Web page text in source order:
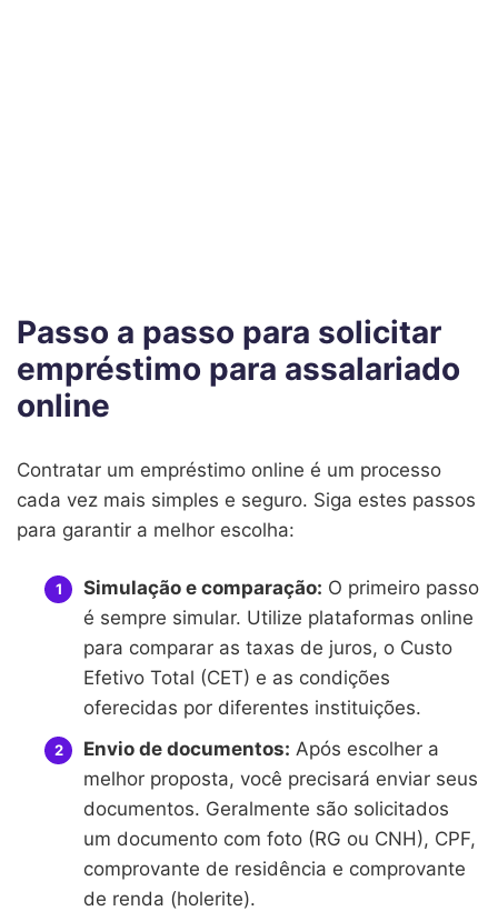
Passo a passo para solicitar
empréstimo para assalariado
online
Contratar um empréstimo online é um processo
cada vez mais simples e seguro. Siga estes passos
para garantir a melhor escolha:
Simulação e comparação: O primeiro passo
é sempre simular. Utilize plataformas online
para comparar as taxas de juros, o Custo
Efetivo Total (CET) e as condições
oferecidas por diferentes instituições.
Envio de documentos: Após escolher a
melhor proposta, você precisará enviar seus
documentos. Geralmente são solicitados
um documento com foto (RG ou CNH), CPF,
comprovante de residência e comprovante
de renda (holerite).